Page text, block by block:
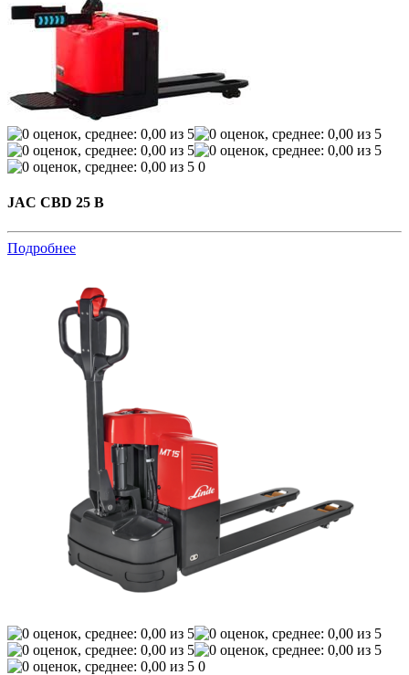
0
JAC CBD 25 B
Подробнее
0